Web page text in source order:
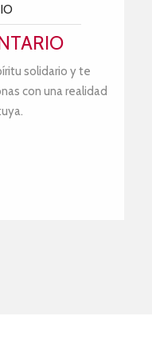
solidario y te
con una realidad